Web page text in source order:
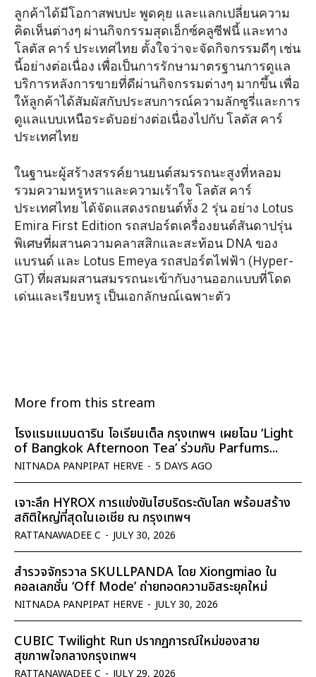
ลูกค้าได้มีโอกาสพบปะ พูดคุย และแลกเปลี่ยนความ
คิดเห็นต่างๆ ผ่านกิจกรรมสุดเอ็กซ์คลูซีฟนี้ และทาง
โลตัส คาร์ ประเทศไทย ตั้งใจว่าจะจัดกิจกรรมดีๆ เช่น
นี้อย่างต่อเนื่อง เพื่อเป็นการรักษามาตรฐานการดูแล
บริการหลังการขายที่ดีผ่านกิจกรรมต่างๆ มากขึ้น เพื่อ
ให้ลูกค้าได้สัมผัสกับประสบการณ์ความลักซูรี่และการ
ดูแลแบบเหนือระดับอย่างต่อเนื่องไปกับ โลตัส คาร์
ประเทศไทย
ในฐานะผู้สร้างสรรค์ยานยนต์สมรรถนะสูงที่หลอม
รวมความหรูหราและความเร้าใจ โลตัส คาร์
ประเทศไทย ได้จัดแสดงรถยนต์ทั้ง 2 รุ่น อย่าง Lotus
Emira First Edition รถสปอร์ตเครื่องยนต์สันดาปรุ่น
พิเศษที่ผสานความคลาสสิกและสะท้อน DNA ของ
แบรนด์ และ Lotus Emeya รถสปอร์ตไฟฟ้า (Hyper-
GT) ที่ผสมผสานสมรรถนะเข้ากับงานออกแบบที่โดด
เด่นและเรียบหรู เป็นเอกลักษณ์เฉพาะตัว
More from this stream
โรงแรมแมนดาริน โอเรียนเต็ล กรุงเทพฯ เผยโฉม ‘Light
of Bangkok Afternoon Tea’ ร่วมกับ Parfums...
NITNADA PANPIPAT HERVE - 5 DAYS AGO
เจาะลึก HYROX การแข่งขันไฮบริดระดับโลก พร้อมสร้าง
สถิติใหญ่ที่สุดในเอเชีย ณ กรุงเทพฯ
RATTANAWADEE C - JULY 30, 2026
สำรวจจักรวาล SKULLPANDA โดย Xiongmiao ใน
คอลเลกชั่น ‘Off Mode’ ถ่ายทอดความอิสระยุคใหม่
NITNADA PANPIPAT HERVE - JULY 30, 2026
CUBIC Twilight Run ปรากฏการณ์ใหม่ของสาย
สุขภาพใจกลางกรุงเทพฯ
RATTANAWADEE C - JULY 29, 2026